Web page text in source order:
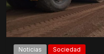
Noticias Sociedad